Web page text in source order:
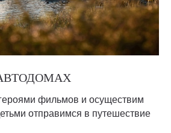
фильмов и осуществим
отправимся в путешествие